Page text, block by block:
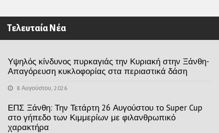
Τελευταία Νέα
Υψηλός κίνδυνος πυρκαγιάς την Κυριακή στην Ξάνθη-
Απαγόρευση κυκλοφορίας στα περιαστικά δάση
8 Αυγούστου, 2026
ΕΠΣ Ξάνθη: Την Τετάρτη 26 Αυγούστου το Super Cup
στο γήπεδο των Κιμμερίων με φιλανθρωπικό
χαρακτήρα